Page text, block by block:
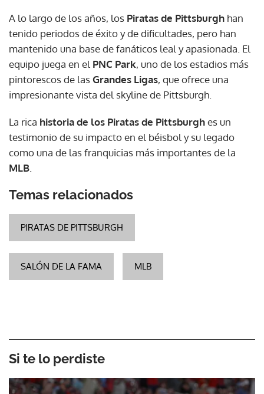
A lo largo de los años, los Piratas de Pittsburgh han
tenido periodos de éxito y de dificultades, pero han
mantenido una base de fanáticos leal y apasionada. El
equipo juega en el PNC Park, uno de los estadios más
pintorescos de lasGrandes Ligas, que ofrece una
impresionante vista del skyline de Pittsburgh.
La rica historia de los Piratas de Pittsburghes un
testimonio de su impacto en el béisbol y su legado
como una de las franquicias más importantes de la
MLB
Temas relacionados
PIRATAS DE PITTSBURGH
SALÓN DE LA FAMA MLB
Si te lo perdiste